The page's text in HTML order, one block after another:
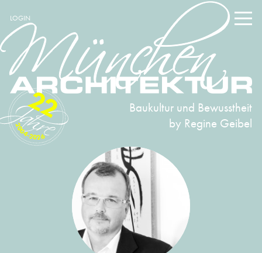
LOGIN
Baukultur und Bewusstheit
by Regine Geibel
2004-2026
22